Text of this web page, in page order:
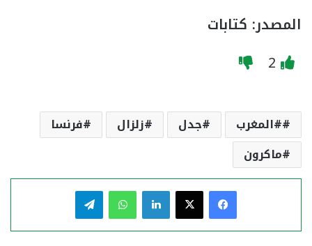
المصدر: كتابات
2
#المغرب جدل زلزال
فرنسا
ماكرون
فيسبوك لينكدإن واتساب